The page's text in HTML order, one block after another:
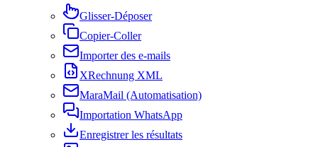
Glisser-Déposer
Copier-Coller
Importer des e-mails
XRechnung XML
MaraMail (Automatisation)
Importation WhatsApp
Enregistrer les résultats